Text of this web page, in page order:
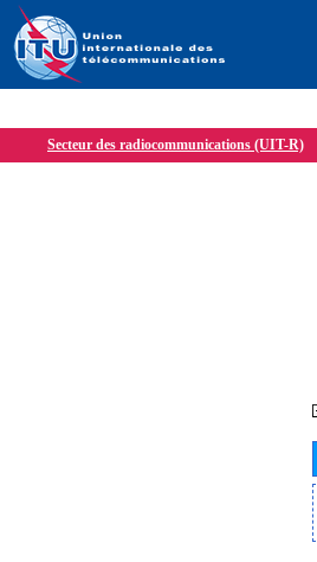
Secteur des radiocommunications (UIT-R)